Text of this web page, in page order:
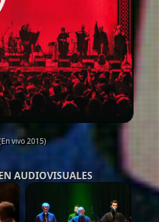
vivo 2015)
AUDIOVISUALES